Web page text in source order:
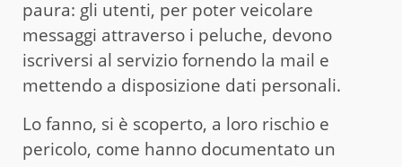
paura: gli utenti, per poter veicolare
messaggi attraverso i peluche, devono
iscriversi al servizio fornendo la mail e
mettendo a disposizione dati personali.
Lo fanno, si è scoperto, a loro rischio e
pericolo, come hanno documentato un